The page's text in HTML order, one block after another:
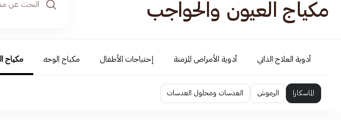
مكياج العيون والحواجب
أدوية العلاج الذاتي أدوية الأمراض المزمنة إحتياجات الأطفال مكياج الوجه مكياج
الماسكارا الرموش العدسات ومحلول العدسات